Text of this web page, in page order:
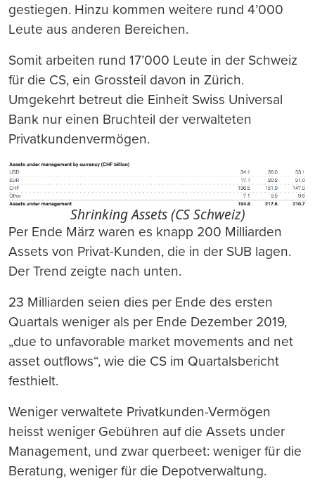
gestiegen. Hinzu kommen weitere rund 4’000
Leute aus anderen Bereichen.
Somit arbeiten rund 17’000 Leute in der Schweiz
für die CS, ein Grossteil davon in Zürich.
Umgekehrt betreut die Einheit Swiss Universal
Bank nur einen Bruchteil der verwalteten
Privatkundenvermögen.
Shrinking Assets (CS Schweiz)
Per Ende März waren es knapp 200 Milliarden
Assets von Privat-Kunden, die in der SUB lagen.
Der Trend zeigte nach unten.
23 Milliarden seien dies per Ende des ersten
Quartals weniger als per Ende Dezember 2019,
„due to unfavorable market movements and net
asset outflows“, wie die CS im Quartalsbericht
festhielt.
Weniger verwaltete Privatkunden-Vermögen
heisst weniger Gebühren auf die Assets under
Management, und zwar querbeet: weniger für die
Beratung, weniger für die Depotverwaltung.